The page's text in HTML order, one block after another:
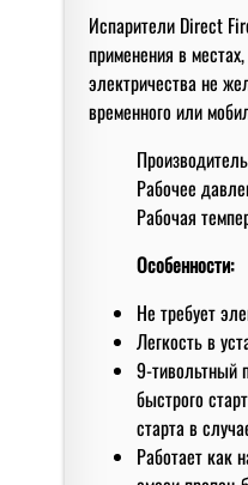
Испарители Direct
применения в
электричества не
временного или
Рабочее
Рабочая
Особенности:
Не требует
Легкость в
9-тивольтный
быстрого
старта в
Работает как